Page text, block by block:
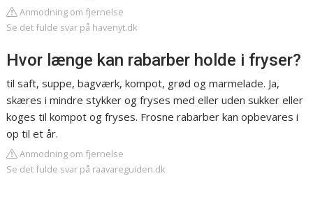
Anmodning om fjernelse
Se det fulde svar på havenyt.dk
Hvor længe kan rabarber holde i fryser?
til saft, suppe, bagværk, kompot, grød og marmelade. Ja,
skæres i mindre stykker og fryses med eller uden sukker eller
koges til kompot og fryses. Frosne rabarber kan opbevares i
op til et år.
Anmodning om fjernelse
Se det fulde svar på raavareguiden.dk